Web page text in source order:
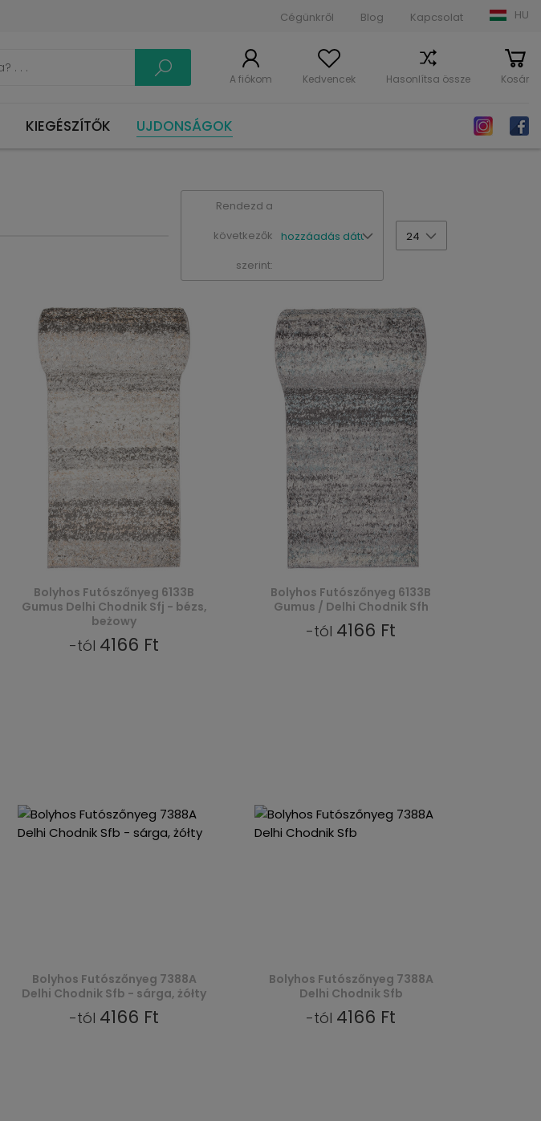
Cégünkről Blog Kapcsolat HU
A fiókom Kedvencek Hasonlítsa össze Kosár
KIEGÉSZÍTŐK UJDONSÁGOK
Rendezd a
következők
szerint:
hozzáadás dátuma szerint
24
Bolyhos Futószőnyeg 6133B
Gumus Delhi Chodnik Sfj - bézs,
beżowy
-tól 4166 Ft
Bolyhos Futószőnyeg 6133B
Gumus / Delhi Chodnik Sfh
-tól 4166 Ft
Bolyhos Futószőnyeg 7388A
Delhi Chodnik Sfb - sárga, żółty
-tól 4166 Ft
Bolyhos Futószőnyeg 7388A
Delhi Chodnik Sfb
-tól 4166 Ft